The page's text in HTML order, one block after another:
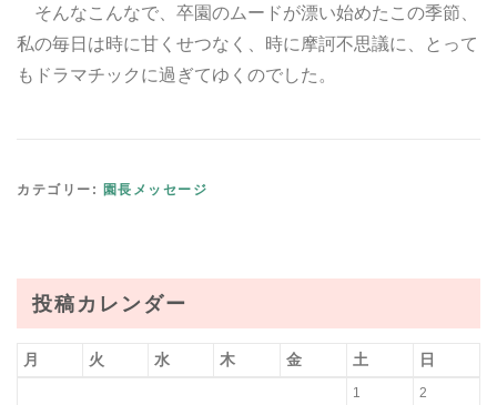
そんなこんなで、卒園のムードが漂い始めたこの季節、
私の毎日は時に甘くせつなく、時に摩訶不思議に、とって
もドラマチックに過ぎてゆくのでした。
カテゴリー: 園長メッセージ
投稿カレンダー
月 火 水 木 金 土 日
1
2